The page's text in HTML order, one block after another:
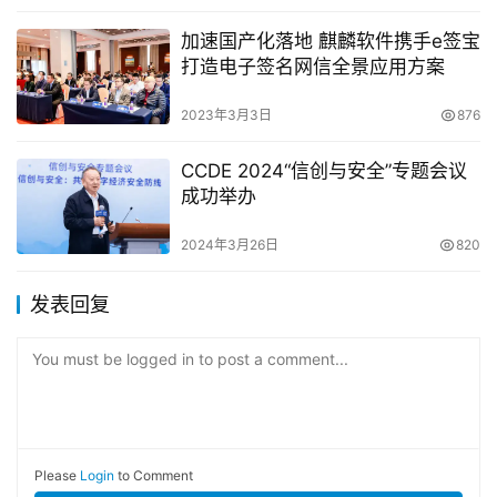
加速国产化落地 麒麟软件携手e签宝
打造电子签名网信全景应用方案
2023年3月3日 876
CCDE 2024“信创与安全”专题会议
成功举办
2024年3月26日 820
发表回复
You must be logged in to post a comment...
Please Login to Comment